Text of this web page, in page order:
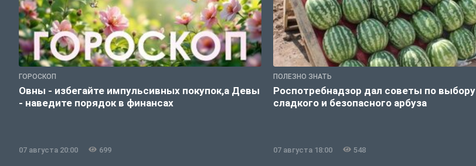
ГОРОСКОП
Овны - избегайте импульсивных покупок,а Девы
- наведите порядок в финансах
07 августа 20:00 699
ПОЛЕЗНО ЗНАТЬ
Роспотребнадзор дал советы по выбору
сладкого и безопасного арбуза
07 августа 18:00 548